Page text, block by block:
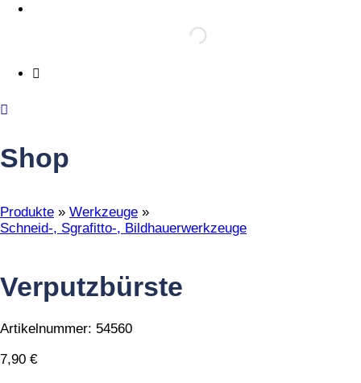
Shop
Produkte » Werkzeuge »
Schneid-, Sgrafitto-, Bildhauerwerkzeuge
Verputzbürste
Artikelnummer: 54560
7,90 €